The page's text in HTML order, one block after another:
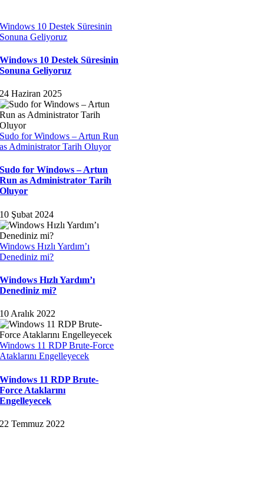
Windows 10 Destek Süresinin
Sonuna Geliyoruz
Windows 10 Destek Süresinin
Sonuna Geliyoruz
24 Haziran 2025
Sudo for Windows – Artun Run
as Administrator Tarih Oluyor
Sudo for Windows – Artun
Run as Administrator Tarih
Oluyor
10 Şubat 2024
Windows Hızlı Yardım’ı
Denediniz mi?
Windows Hızlı Yardım’ı
Denediniz mi?
10 Aralık 2022
Windows 11 RDP Brute-Force
Ataklarını Engelleyecek
Windows 11 RDP Brute-
Force Ataklarını
Engelleyecek
22 Temmuz 2022